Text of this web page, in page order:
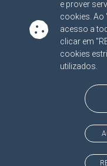
e prover
cookies. Ao
acesso a
clicar em
cookies
utilizados.
CEP: 79031-310
SIGA NOSSAS
Linked InYoutube
Facebook
X
BAIXE NOSSO